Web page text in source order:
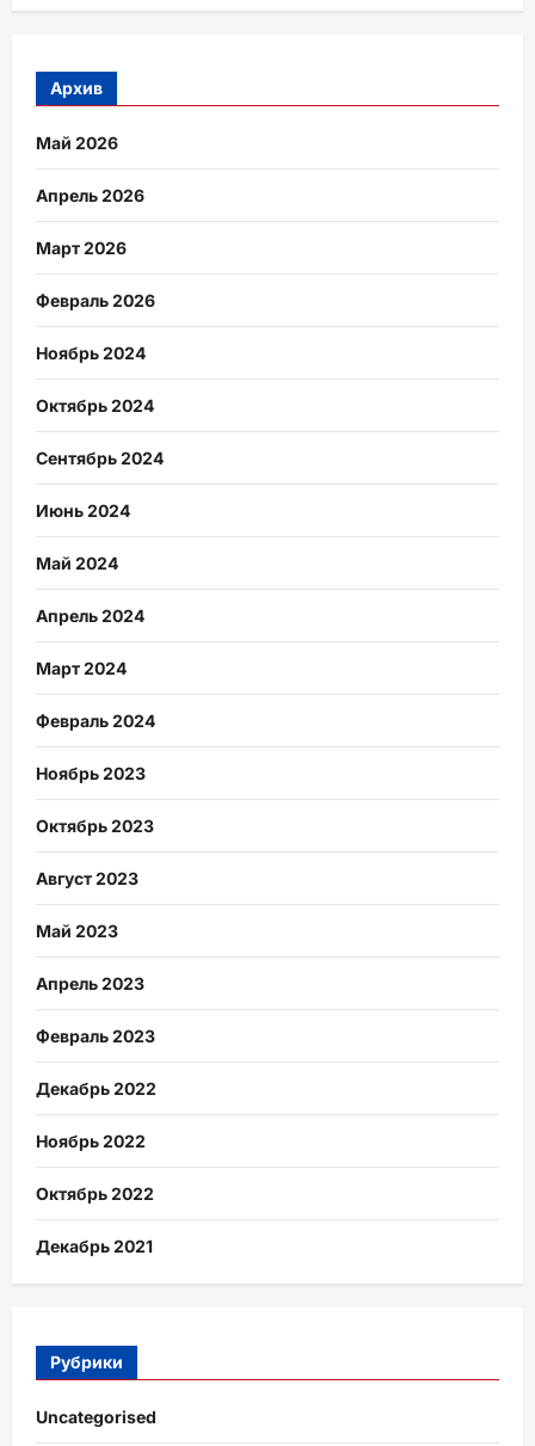
Архив
Май 2026
Апрель 2026
Март 2026
Февраль 2026
Ноябрь 2024
Октябрь 2024
Сентябрь 2024
Июнь 2024
Май 2024
Апрель 2024
Март 2024
Февраль 2024
Ноябрь 2023
Октябрь 2023
Август 2023
Май 2023
Апрель 2023
Февраль 2023
Декабрь 2022
Ноябрь 2022
Октябрь 2022
Декабрь 2021
Рубрики
Uncategorised